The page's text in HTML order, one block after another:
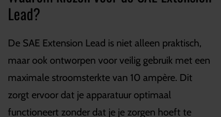
Lead?
De SAE Extension Lead is niet alleen praktisch,
maar ook ontworpen voor veilig gebruik met een
maximale stroomsterkte van 10 ampère. Dit
zorgt ervoor dat je apparatuur optimaal
functioneert zonder dat je je zorgen hoeft te